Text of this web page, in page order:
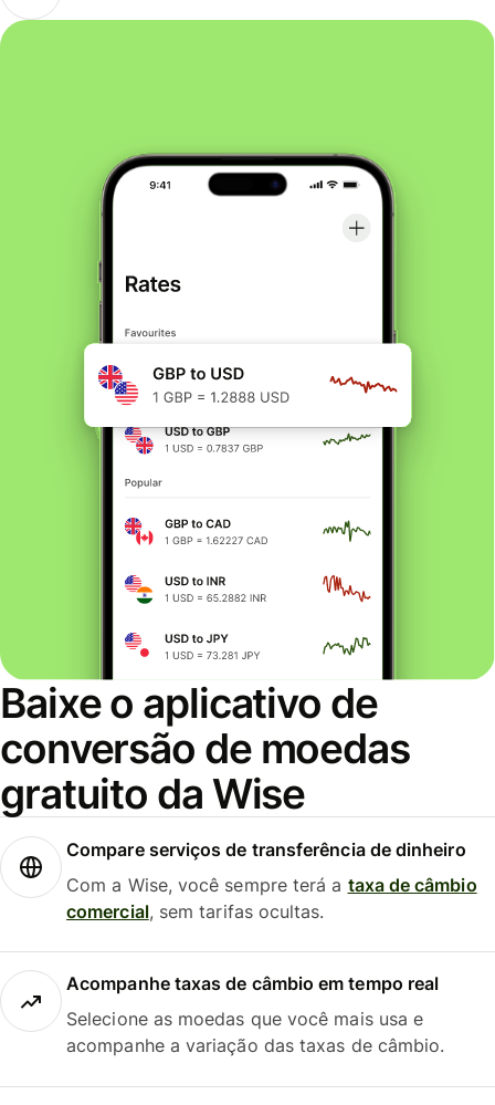
Baixe o aplicativo de
conversão de moedas
gratuito da Wise
Compare serviços de transferência de dinheiro
Com a Wise, você sempre terá a taxa de câmbio
comercial, sem tarifas ocultas.
Acompanhe taxas de câmbio em tempo real
Selecione as moedas que você mais usa e
acompanhe a variação das taxas de câmbio.